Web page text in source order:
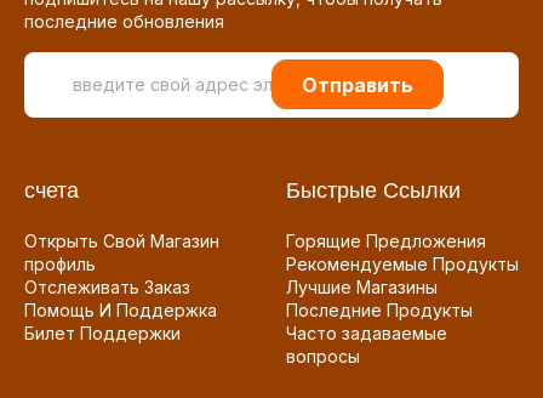
последние обновления
Отправить
счета
Открыть Свой Магазин
профиль
Отслеживать Заказ
Помощь И Поддержка
Билет Поддержки
Быстрые Ссылки
Горящие Предложения
Рекомендуемые Продукты
Лучшие Магазины
Последние Продукты
Часто задаваемые
вопросы